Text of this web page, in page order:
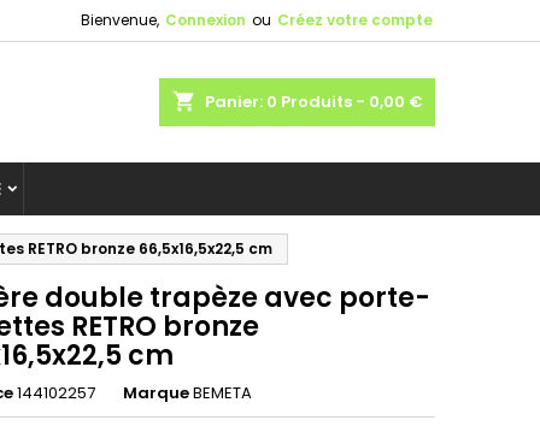
Bienvenue, Connexion ou Créez votre compte
shopping_cart Panier: 0 Produits - 0,00 €
bronze 66,5x16,5x22,5 cm
double trapèze avec porte-
RETRO bronze
cm
144102257 MarqueBEMETA